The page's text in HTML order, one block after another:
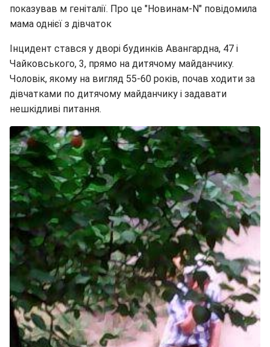
показував м геніталії. Про це "Новинам-N" повідомила
мама однієї з дівчаток
Інцидент стався у дворі будинків Авангардна, 47 і
Чайковського, 3, прямо на дитячому майданчику.
Чоловік, якому на вигляд 55-60 років, почав ходити за
дівчатками по дитячому майданчику і задавати
нешкідливі питання.